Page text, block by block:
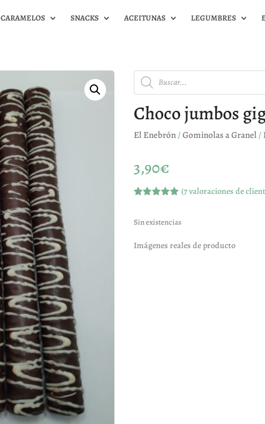
CARAMELOS SNACKS ACEITUNAS LEGUMBRES
Búsqueda
de
productos
Choco jumbos
El Enebrón /Gominolas a Granel /
3,90€
5 en base
s de
(7valoraciones de
Sin existencias
Imágenes reales de producto